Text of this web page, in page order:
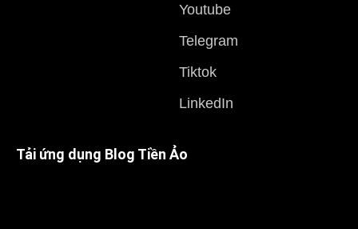
Youtube
Telegram
Tiktok
LinkedIn
Tải ứng dụng Blog Tiền Ảo